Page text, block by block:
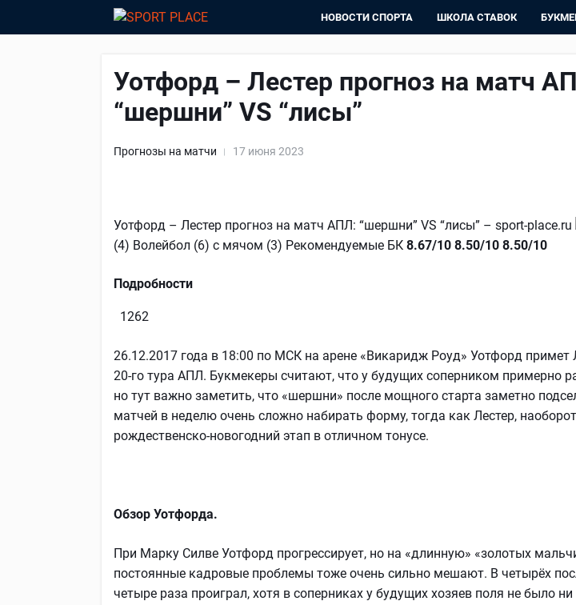
НОВОСТИ СПОРТА ШКОЛА СТАВОК
Уотфорд – Лестер прогноз на матч
“шершни” VS “лисы”
Прогнозы на матчи 17 июня 2023
Уотфорд – Лестер прогноз на матч АПЛ: “шершни” VS “лисы” – sport-place.ru
(4) Волейбол (6) с мячом (3) Рекомендуемые БК 8.67/10 8.50/10 8.50/10
Подробности
1262
26.12.2017 года в 18:00 по МСК на арене «Викаридж Роуд» Уотфорд примет
20-го тура АПЛ. Букмекеры считают, что у будущих соперником примерно
но тут важно заметить, что «шершни» после мощного старта заметно
матчей в неделю очень сложно набирать форму, тогда как Лестер,
рождественско-новогодний этап в отличном тонусе.
Обзор Уотфорда.
При Марку Силве Уотфорд прогрессирует, но на «длинную» «золотых
постоянные кадровые проблемы тоже очень сильно мешают. В четырёх
четыре раза проиграл, хотя в соперниках у будущих хозяев поля не было